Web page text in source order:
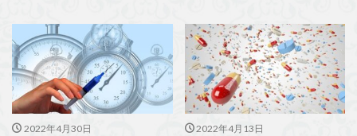
2022年4月30日
2022年4月13日